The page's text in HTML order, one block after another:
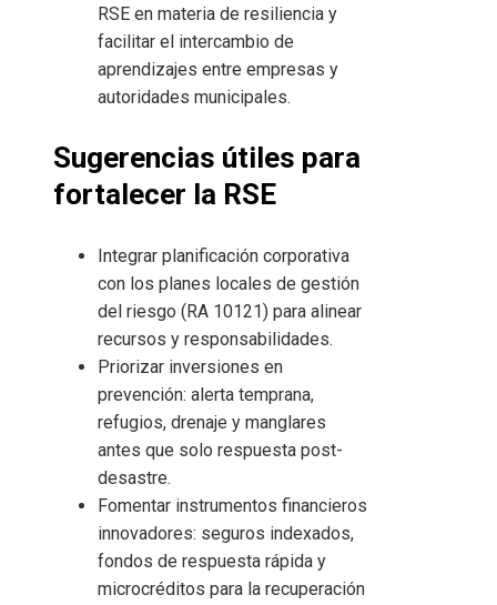
RSE en materia de resiliencia y
facilitar el intercambio de
aprendizajes entre empresas y
autoridades municipales.
Sugerencias útiles para
fortalecer la RSE
Integrar planificación corporativa
con los planes locales de gestión
del riesgo (RA 10121) para alinear
recursos y responsabilidades.
Priorizar inversiones en
prevención: alerta temprana,
refugios, drenaje y manglares
antes que solo respuesta post-
desastre.
Fomentar instrumentos financieros
innovadores: seguros indexados,
fondos de respuesta rápida y
microcréditos para la recuperación